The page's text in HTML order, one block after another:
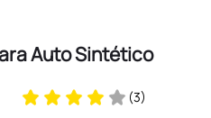
Auto Sintético
(3)